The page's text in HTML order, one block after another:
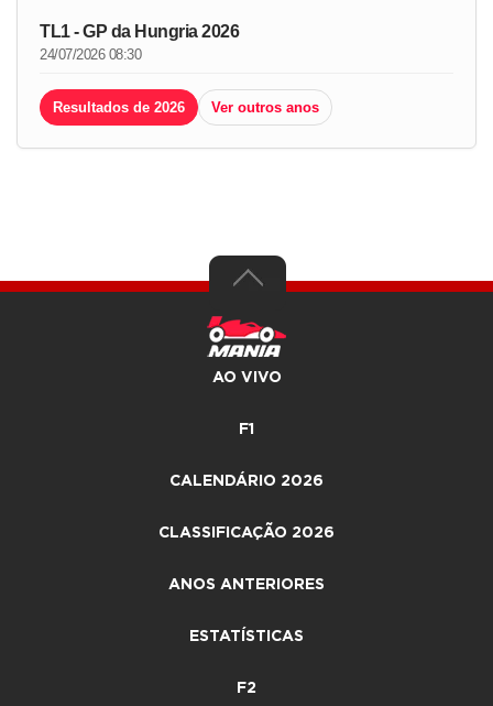
TL1 - GP da Hungria 2026
24/07/2026 08:30
Resultados de 2026 Ver outros anos
AO VIVO
F1
CALENDÁRIO 2026
CLASSIFICAÇÃO 2026
ANOS ANTERIORES
ESTATÍSTICAS
F2